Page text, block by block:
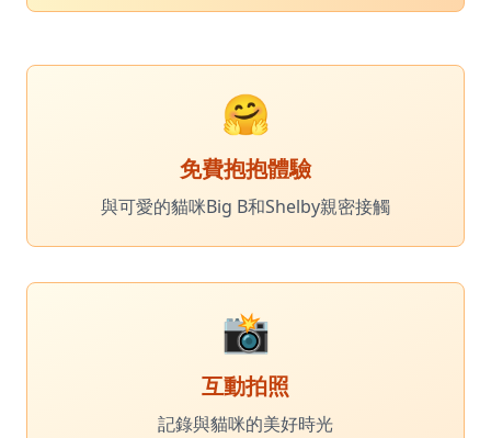
🤗
免費抱抱體驗
與可愛的貓咪Big B和Shelby親密接觸
📸
互動拍照
記錄與貓咪的美好時光